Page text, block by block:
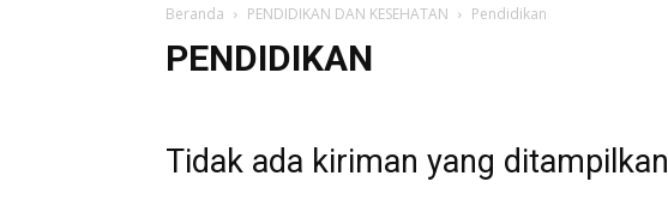
Beranda PENDIDIKAN DAN KESEHATAN Pendidikan
PENDIDIKAN
Tidak ada kiriman yang ditampilkan